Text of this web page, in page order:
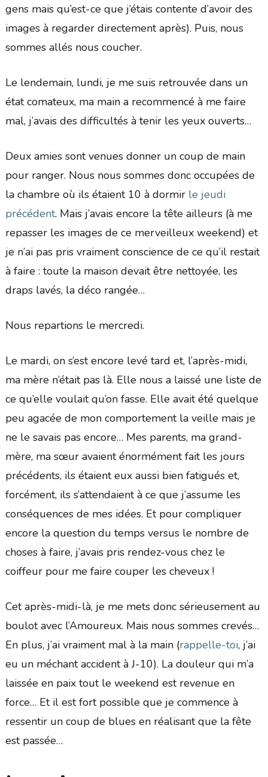
gens mais qu’est-ce que j’étais contente d’avoir des
images à regarder directement après). Puis, nous
sommes allés nous coucher.
Le lendemain, lundi, je me suis retrouvée dans un
état comateux, ma main a recommencé à me faire
mal, j’avais des difficultés à tenir les yeux ouverts…
Deux amies sont venues donner un coup de main
pour ranger. Nous nous sommes donc occupées de
la chambre où ils étaient 10 à dormir le jeudi
précédent. Mais j’avais encore la tête ailleurs (à me
repasser les images de ce merveilleux weekend) et
je n’ai pas pris vraiment conscience de ce qu’il restait
à faire : toute la maison devait être nettoyée, les
draps lavés, la déco rangée…
Nous repartions le mercredi.
Le mardi, on s’est encore levé tard et, l’après-midi,
ma mère n’était pas là. Elle nous a laissé une liste de
ce qu’elle voulait qu’on fasse. Elle avait été quelque
peu agacée de mon comportement la veille mais je
ne le savais pas encore… Mes parents, ma grand-
mère, ma sœur avaient énormément fait les jours
précédents, ils étaient eux aussi bien fatigués et,
forcément, ils s’attendaient à ce que j’assume les
conséquences de mes idées. Et pour compliquer
encore la question du temps versus le nombre de
choses à faire, j’avais pris rendez-vous chez le
coiffeur pour me faire couper les cheveux !
Cet après-midi-là, je me mets donc sérieusement au
boulot avec l’Amoureux. Mais nous sommes crevés…
En plus, j’ai vraiment mal à la main (rappelle-toi, j’ai
eu un méchant accident à J-10). La douleur qui m’a
laissée en paix tout le weekend est revenue en
force… Et il est fort possible que je commence à
ressentir un coup de blues en réalisant que la fête
est passée…